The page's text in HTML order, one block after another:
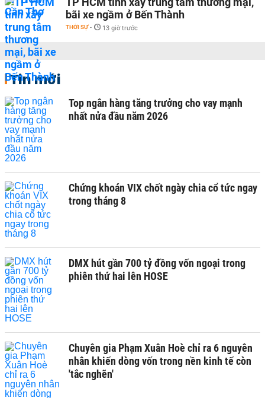
bãi xe ngầm ở Bến Thành
THỜI SỰ - 13 giờ trước
Tin mới
Top ngân hàng tăng trưởng cho vay mạnh
nhất nửa đầu năm 2026
Chứng khoán VIX chốt ngày chia cổ tức ngay
trong tháng 8
DMX hút gần 700 tỷ đồng vốn ngoại trong
phiên thứ hai lên HOSE
Chuyên gia Phạm Xuân Hoè chỉ ra 6 nguyên
nhân khiến dòng vốn trong nền kinh tế còn
'tắc nghẽn'